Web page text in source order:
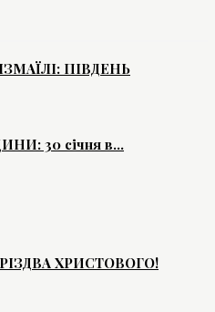
ПІВДЕНЬ
30 січня в...
ХРИСТОВОГО!